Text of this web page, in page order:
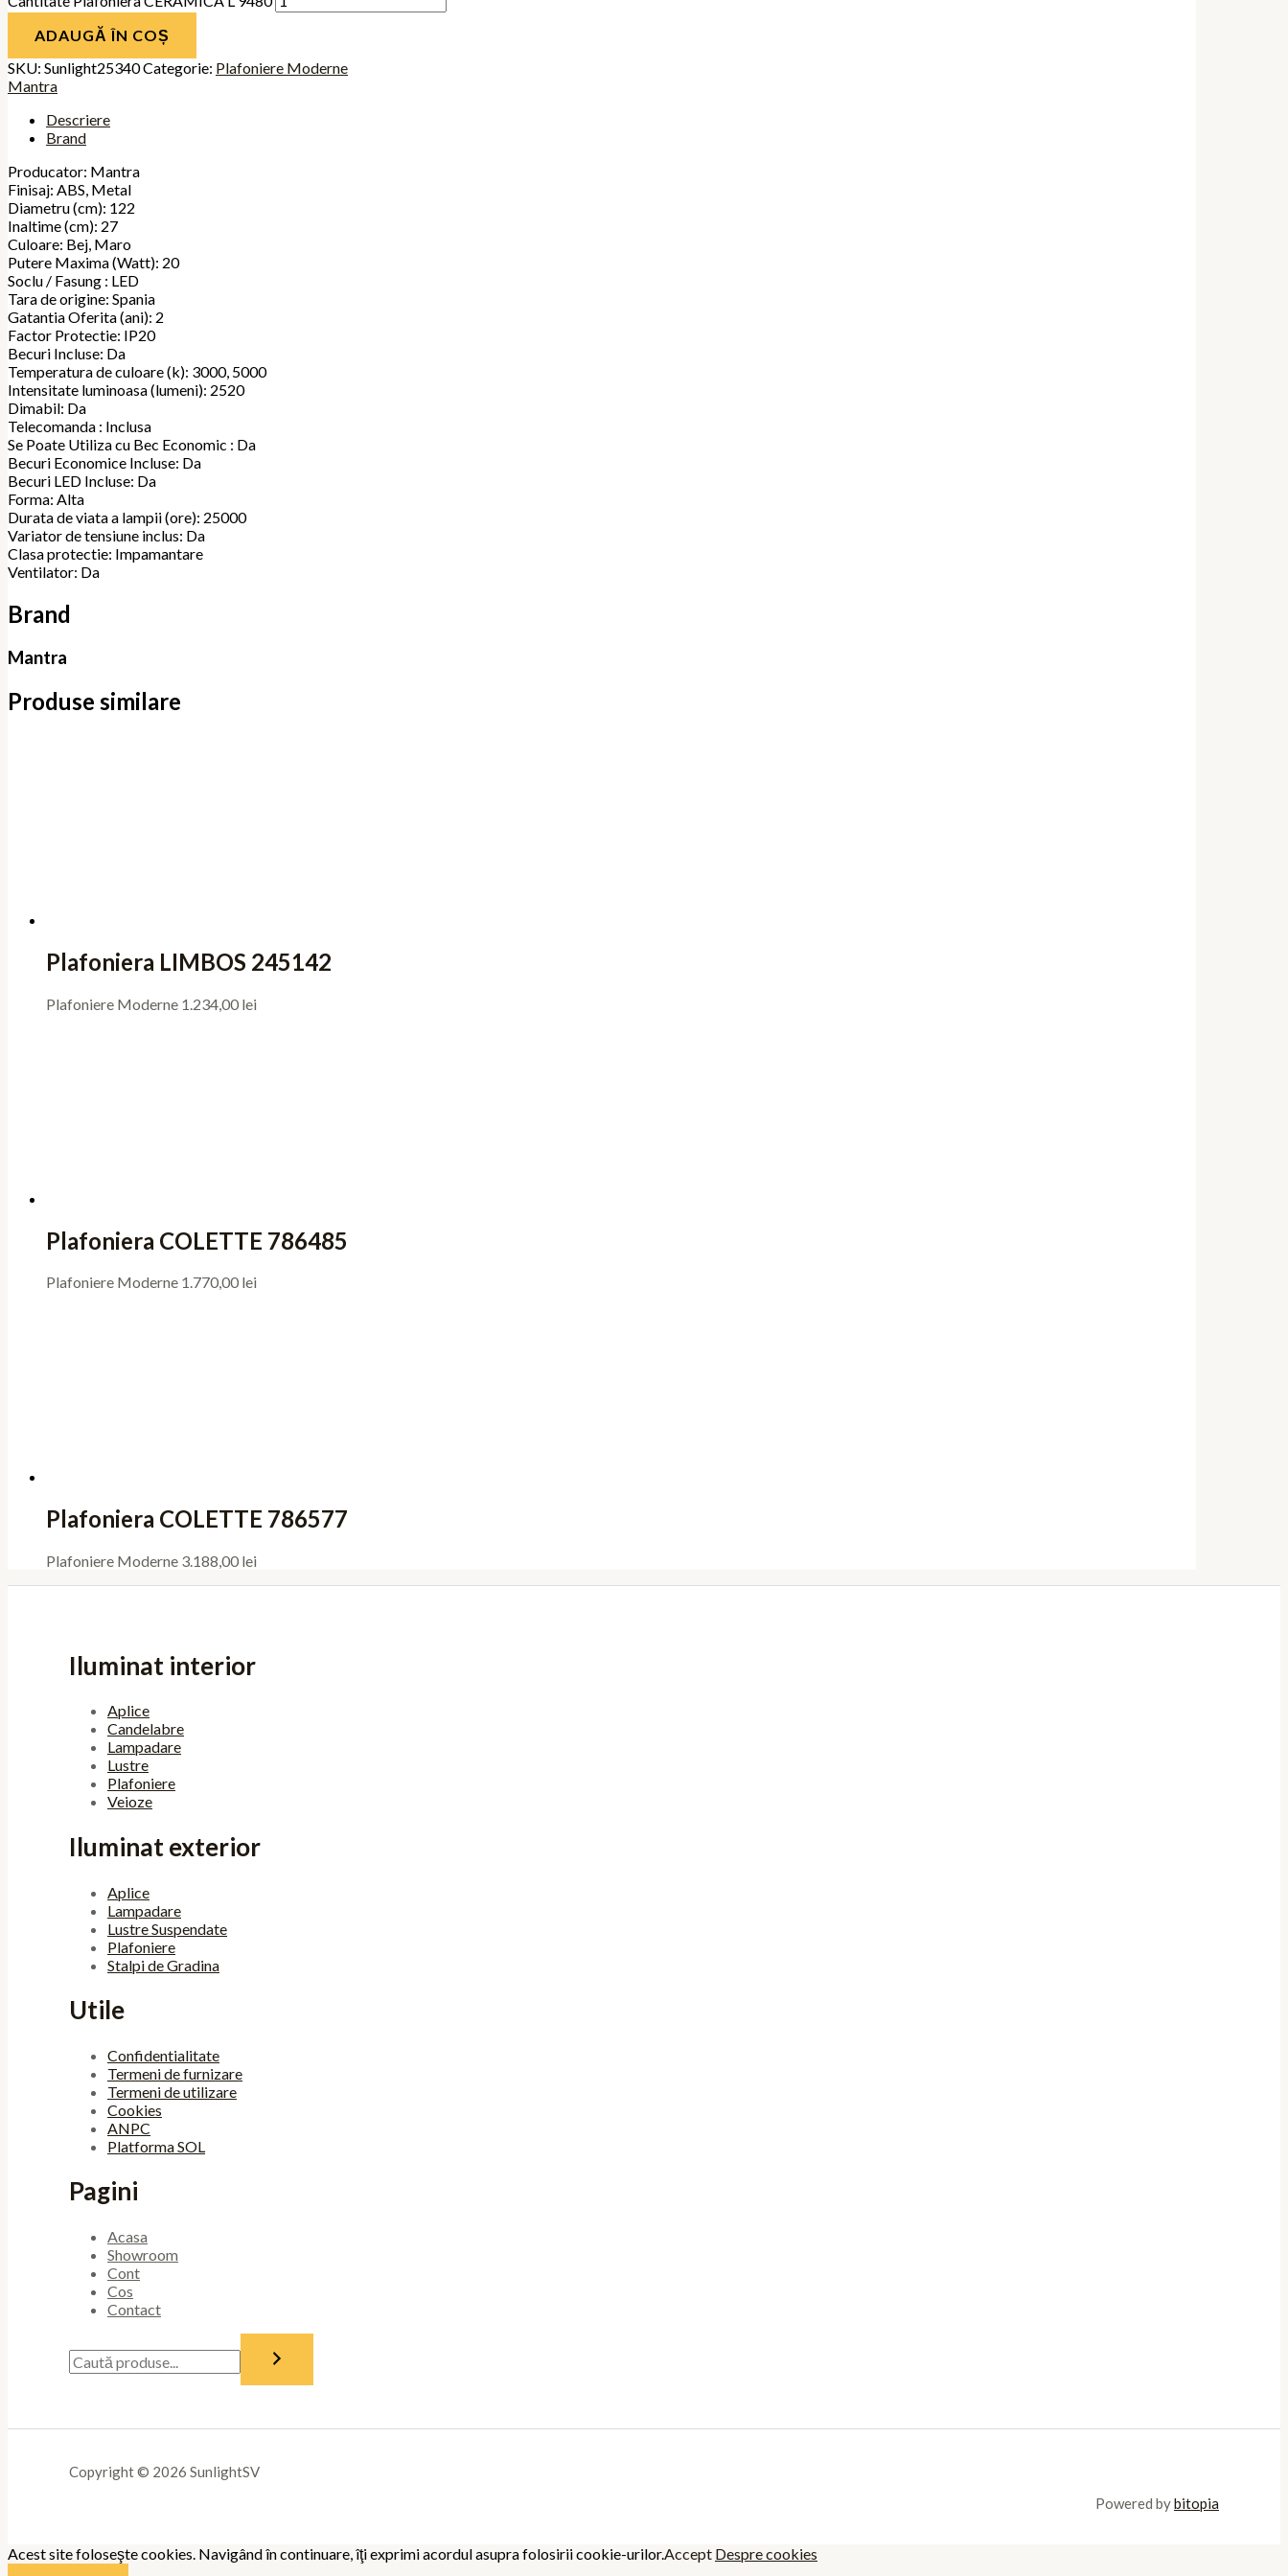
ADAUGĂ ÎN COȘ
SKU: Sunlight25340Categorie: Plafoniere Moderne
Mantra
Descriere
Brand
Producator: Mantra
Finisaj: ABS, Metal
Diametru (cm): 122
Inaltime (cm): 27
Culoare: Bej, Maro
Putere Maxima (Watt): 20
Soclu / Fasung : LED
Tara de origine: Spania
Gatantia Oferita (ani): 2
Factor Protectie: IP20
Becuri Incluse: Da
Temperatura de culoare (k): 3000, 5000
Intensitate luminoasa (lumeni): 2520
Dimabil: Da
Telecomanda : Inclusa
Se Poate Utiliza cu Bec Economic : Da
Becuri Economice Incluse: Da
Becuri LED Incluse: Da
Forma: Alta
Durata de viata a lampii (ore): 25000
Variator de tensiune inclus: Da
Clasa protectie: Impamantare
Ventilator: Da
Brand
Mantra
Produse similare
Plafoniera LIMBOS 245142
Plafoniere Moderne 1.234,00 lei
Plafoniera COLETTE 786485
Plafoniere Moderne 1.770,00 lei
Plafoniera COLETTE 786577
Plafoniere Moderne 3.188,00 lei
Iluminat interior
Aplice
Candelabre
Lampadare
Lustre
Plafoniere
Veioze
Iluminat exterior
Aplice
Lampadare
Lustre Suspendate
Plafoniere
Stalpi de Gradina
Utile
Confidentialitate
Termeni de furnizare
Termeni de utilizare
Cookies
ANPC
Platforma SOL
Pagini
Acasa
Showroom
Cont
Cos
Contact
Copyright © 2026 SunlightSV
Powered bybitopia
Acest site foloseşte cookies. Navigând în continuare, îţi exprimi acordul asupra folosirii cookie-urilor.Accept Despre cookies